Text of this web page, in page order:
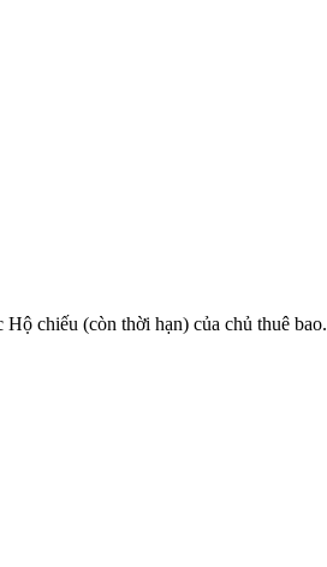
chiếu (còn thời hạn) của chủ thuê bao.